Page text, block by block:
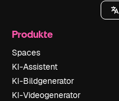
Produkte
Spaces
KI-Assistent
KI-Bildgenerator
KI-Videogenerator